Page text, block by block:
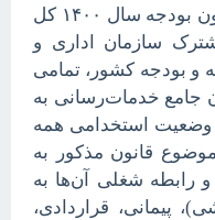
تا به استناد بند (د) تبصره ۲۰ قانون بودجه سال ۱۴۰۰ کل
سازمان اداری و
و بودجه کشور، تمامی
مشمول ماده ۲ قانون جامع خدمات‌رسانی به
وضعیت استخدامی همه
جامع موضوع قانون مذکور به
شغلی آن‌ها به
پیمانی، قراردادی،